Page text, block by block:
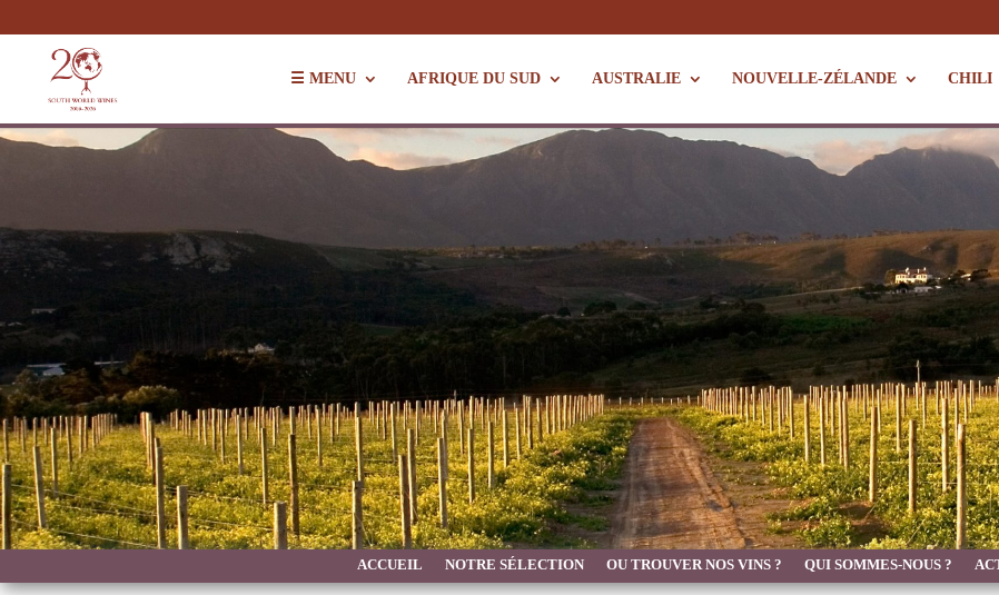
☰ MENU AFRIQUE DU SUD AUSTRALIE NOUVELLE-ZÉLANDE CHILI
ACCUEIL NOTRE SÉLECTION OU TROUVER NOS VINS ? QUI SOMMES-NOUS ?